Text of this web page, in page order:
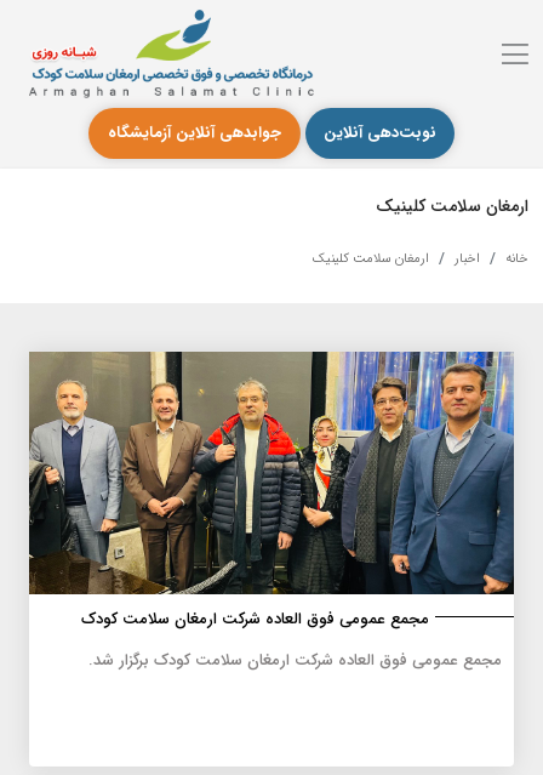
نوبت‌دهی آنلاین جوابدهی آنلاین آزمایشگاه
ارمغان سلامت کلینیک
خانه اخبار ارمغان سلامت کلینیک
مجمع عمومی فوق العاده شرکت ارمغان سلامت کودک
مجمع عمومی فوق العاده شرکت ارمغان سلامت کودک برگزار شد.